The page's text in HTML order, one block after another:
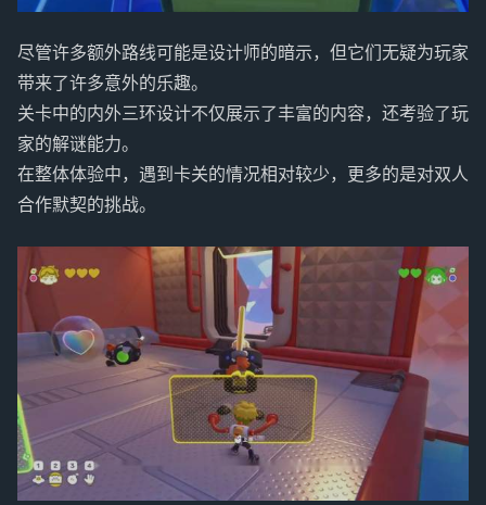
尽管许多额外路线可能是设计师的暗示，但它们无疑为玩家
带来了许多意外的乐趣。
关卡中的内外三环设计不仅展示了丰富的内容，还考验了玩
家的解谜能力。
在整体体验中，遇到卡关的情况相对较少，更多的是对双人
合作默契的挑战。